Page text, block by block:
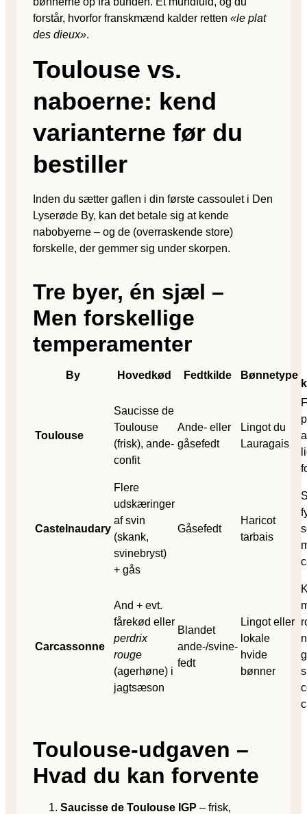
forstår, hvorfor franskmænd kalder retten «le plat
des dieux».
Toulouse vs.
naboerne: kend
varianterne før du
bestiller
Inden du sætter gaflen i din første cassoulet i Den
Lyserøde By, kan det betale sig at kende
nabobyerne – og de (overraskende store)
forskelle, der gemmer sig under skorpen.
Tre byer, én sjæl –
Men forskellige
temperamenter
By Hovedkød Fedtkilde Bønnetype
Toulouse
Saucisse de
Toulouse
(frisk), ande­
confit
Ande- eller
gåse­fedt
Lingot du
Lauragais
Castelnaudary
Flere
udskæringer
af svin
(skank,
svine­bryst)
+ gås
Gåsefedt
Haricot
tarbais
Carcassonne
And + evt.
fårekød eller
perdrix
rouge
(agerhøne) i
jagt­sæson
Blandet
ande-/svine­
fedt
Lingot eller
lokale
hvide
bønner
Toulouse-udgaven –
Hvad du kan forvente
Saucisse de Toulouse IGP – frisk,